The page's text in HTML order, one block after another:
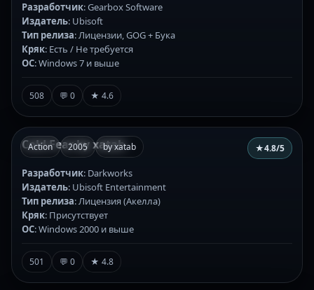
Разработчик: Gearbox Software
Издатель: Ubisoft
Тип релиза: Лицензии, GOG + Бука
Кряк: Есть / Не требуется
ОС: Windows 7 и выше
508 💬 0 ★ 4.6
Action 2005 by xatab
Cold Fear by xatab ★4.8/5
Разработчик: Darkworks
Издатель: Ubisoft Entertainment
Тип релиза: Лицензия (Акелла)
Кряк: Присутствует
ОС: Windows 2000 и выше
501 💬 0 ★ 4.8